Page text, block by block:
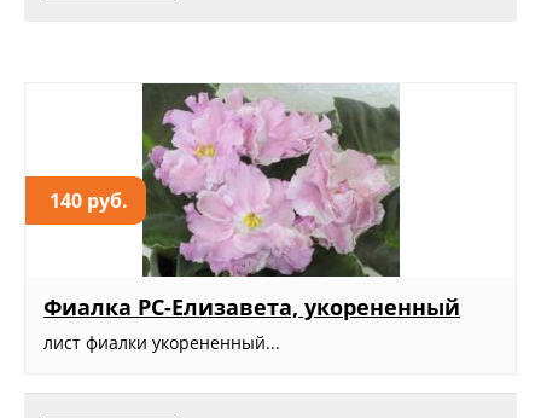
140 руб.
Фиалка РС-Елизавета, укорененный
лист фиалки укорененный...